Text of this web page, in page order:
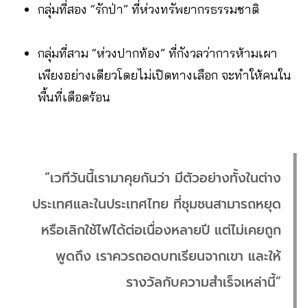
กลุ่มที่สอง “รักป่า” ที่ห่วงทรัพยากรธรรมชาติ
กลุ่มที่สาม “ห่วงปากท้อง” ที่กังวลว่าการห้ามเผา
เพียงอย่างเดียวโดยไม่เปิดทางเลือก จะทำให้คนใน
พื้นที่เดือดร้อน
“เวทีวันนี้เรามาคุยกันว่า มีตัวอย่างทั้งในต่าง
ประเทศและในประเทศไทย ที่ชุมชนสามารถหยุด
หรือเลิกใช้ไฟได้ต่อเนื่องหลายปี แต่ไม่เคยถูก
พูดถึง เราควรถอดบทเรียนจากเขา และให้
รางวัลกับความสำเร็จเหล่านี้”